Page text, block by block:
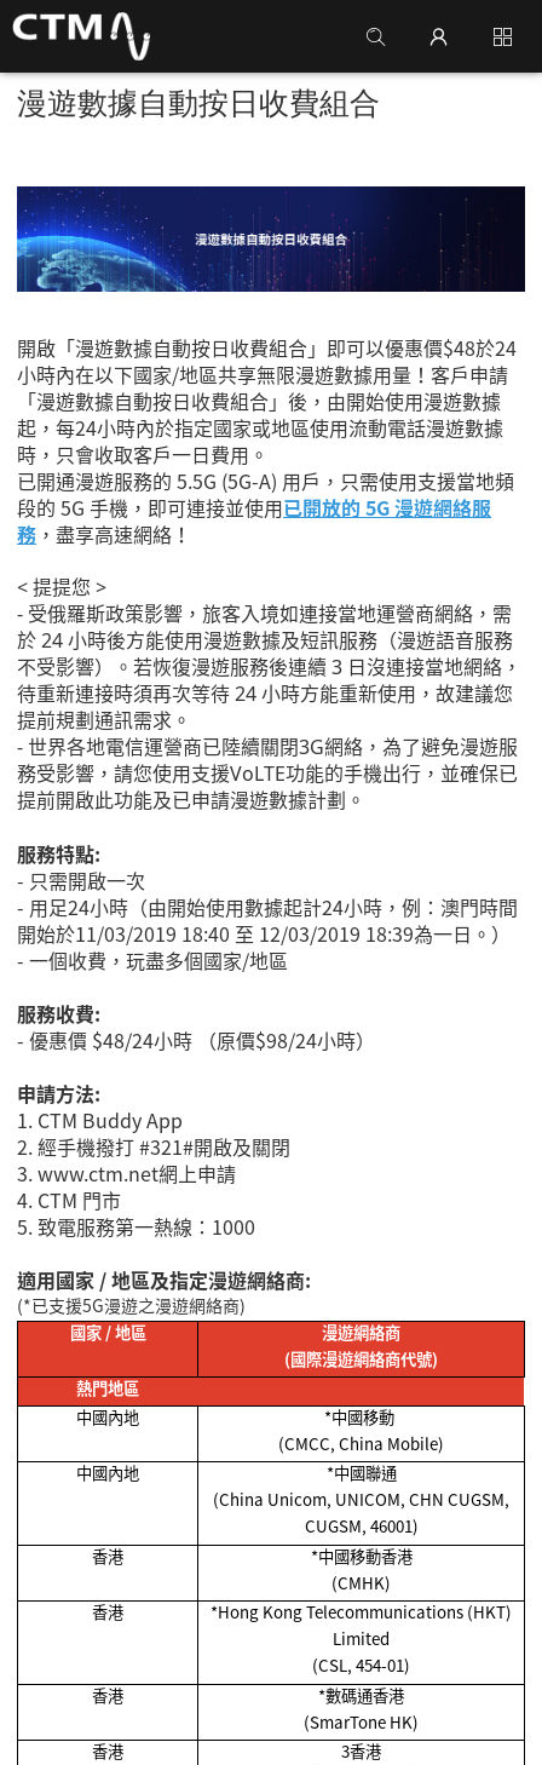
漫遊數據自動按日收費組合
開啟「漫遊數據自動按日收費組合」即可以優惠價$48於24
小時內在以下國家/地區共享無限漫遊數據用量！客戶申請
「漫遊數據自動按日收費組合」後，由開始使用漫遊數據
起，每24小時內於指定國家或地區使用流動電話漫遊數據
時，只會收取客戶一日費用。
已開通漫遊服務的 5.5G (5G-A) 用戶，只需使用支援當地頻
段的 5G 手機，即可連接並使用已開放的 5G 漫遊網絡服
務 ，盡享高速網絡！
< 提提您 >
- 受俄羅斯政策影響，旅客入境如連接當地運營商網絡，需
於 24 小時後方能使用漫遊數據及短訊服務（漫遊語音服務
不受影響）。若恢復漫遊服務後連續 3 日沒連接當地網絡，
待重新連接時須再次等待 24 小時方能重新使用，故建議您
提前規劃通訊需求。
- 世界各地電信運營商已陸續關閉3G網絡，為了避免漫遊服
務受影響，請您使用支援VoLTE功能的手機出行，並確保已
提前開啟此功能及已申請漫遊數據計劃。
服務特點:
- 只需開啟一次
- 用足24小時（由開始使用數據起計24小時，例：澳門時間
開始於11/03/2019 18:40 至 12/03/2019 18:39為一日。）
- 一個收費，玩盡多個國家/地區
服務收費:
- 優惠價 $48/24小時 （原價$98/24小時）
申請方法:
1. CTM Buddy App
2.經手機撥打 #321#開啟及關閉
3. www.ctm.net網上申請
4. CTM 門市
5.致電服務第一熱線： 1000
適用國家 / 地區及指定漫遊網絡商:
(*已支援5G漫遊之漫遊網絡商)
國家/地區
漫遊網絡商
(國際漫遊網絡商代號)
熱門地區
中國內地
*中國移動
(CMCC, China Mobile)
中國內地
*中國聯通
(China Unicom, UNICOM, CHN CUGSM,
CUGSM, 46001)
香港
*中國移動香港
(CMHK)
香港
*Hong Kong Telecommunications (HKT)
Limited
(CSL, 454-01)
香港
*數碼通香港
(SmarTone HK)
香港
3香港